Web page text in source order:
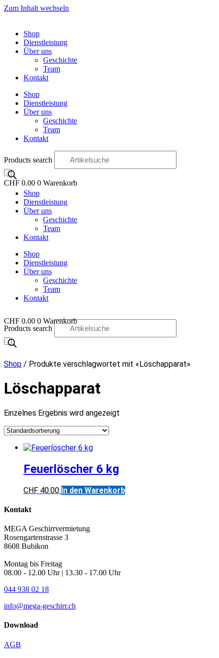
Zum Inhalt wechseln
Shop
Dienstleistung
Über uns
Geschichte
Team
Kontakt
Shop
Dienstleistung
Über uns
Geschichte
Team
Kontakt
Products search
CHF 0.00 0 Warenkorb
OO
Shop
Dienstleistung
Über uns
Geschichte
Team
Kontakt
Shop
Dienstleistung
Über uns
Geschichte
Team
Kontakt
CHF 0.00 0 Warenkorb
OO
Products search
Shop / Produkte verschlagwortet mit «Löschapparat»
Löschapparat
Einzelnes Ergebnis wird angezeigt
Feuerlöscher 6 kg
CHF 40.00 In den Warenkorb
Kontakt
MEGA Geschirrvermietung
Rosengartenstrasse 3
8608 Bubikon
Montag bis Freitag
08.00 - 12.00 Uhr | 13.30 - 17.00 Uhr
044 938 02 18
info@mega-geschirr.ch
Download
AGB